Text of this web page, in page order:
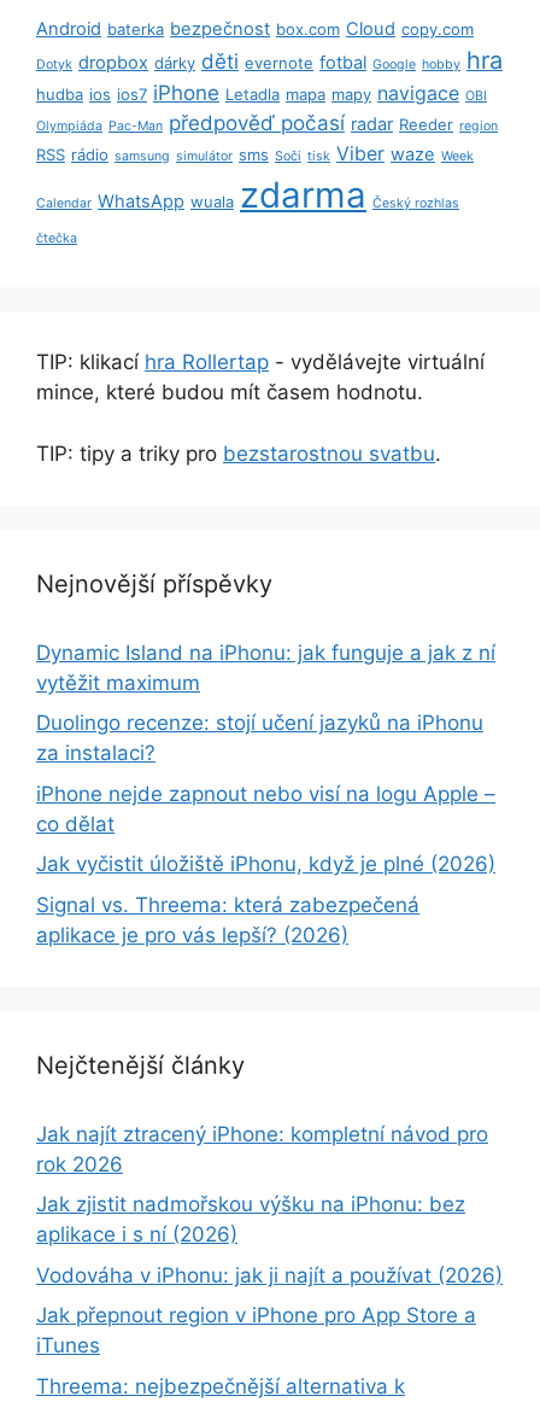
Android baterka bezpečnost box.com Cloud copy.com
Dotyk dropbox dárky děti evernote fotbal Google hobby hra
hudba ios ios7 iPhone Letadla mapa mapy navigace OBI
Olympiáda Pac-Man předpověď počasí radar Reeder region
RSS rádio samsung simulátor sms Soči tisk Viber waze Week
Calendar WhatsApp wuala zdarma Český rozhlas
čtečka
TIP: klikací hra Rollertap - vydělávejte virtuální
mince, které budou mít časem hodnotu.
TIP: tipy a triky pro bezstarostnou svatbu.
Nejnovější příspěvky
Dynamic Island na iPhonu: jak funguje a jak z ní
vytěžit maximum
Duolingo recenze: stojí učení jazyků na iPhonu
za instalaci?
iPhone nejde zapnout nebo visí na logu Apple –
co dělat
Jak vyčistit úložiště iPhonu, když je plné (2026)
Signal vs. Threema: která zabezpečená
aplikace je pro vás lepší? (2026)
Nejčtenější články
Jak najít ztracený iPhone: kompletní návod pro
rok 2026
Jak zjistit nadmořskou výšku na iPhonu: bez
aplikace i s ní (2026)
Vodováha v iPhonu: jak ji najít a používat (2026)
Jak přepnout region v iPhone pro App Store a
iTunes
Threema: nejbezpečnější alternativa k